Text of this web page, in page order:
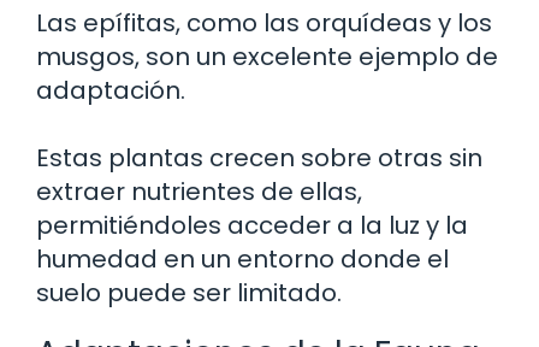
Las epífitas, como las orquídeas y los
musgos, son un excelente ejemplo de
adaptación.
Estas plantas crecen sobre otras sin
extraer nutrientes de ellas,
permitiéndoles acceder a la luz y la
humedad en un entorno donde el
suelo puede ser limitado.